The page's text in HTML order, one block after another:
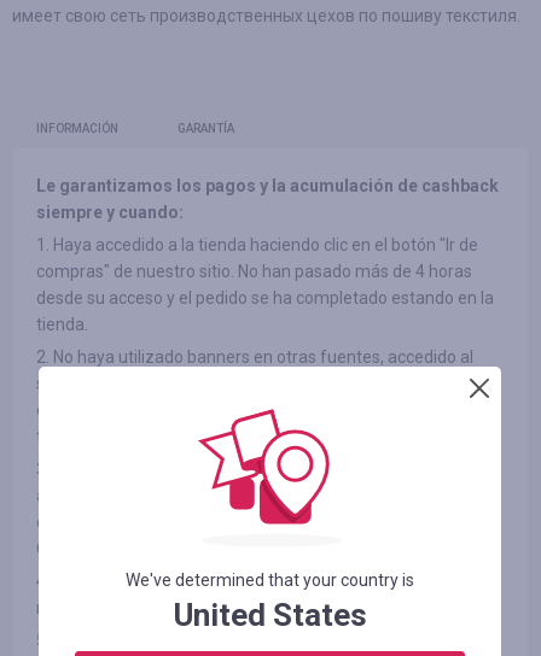
имеет свою сеть производственных цехов по пошиву текстиля.
INFORMACIÓN GARANTÍA
Le garantizamos los pagos y la acumulación de cashback
siempre y cuando:
1. Haya accedido a la tienda haciendo clic en el botón "Ir de
compras" de nuestro sitio. No han pasado más de 4 horas
desde su acceso y el pedido se ha completado estando en la
tienda.
2. No haya utilizado banners en otras fuentes, accedido al
sitio a través de listas de correo de terceros ni ha utilizado
códigos promocionales de terceros a la hora de acceder a la
tienda.
3. El elemento que ha elegido participe en el cashback (en
algunas tiendas, los productos pueden estar divididos por
categorías, consulte la pestaña "INFORMACIÓN/TÉRMINOS Y
CONDICIONES")
4. No haya rechazado el producto adquirido por ningún
motivo después del pago.
5. No haya utilizado ni deshabilitado aplicaciones para
We've determined that your country is
United States